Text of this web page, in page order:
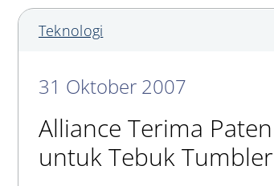
Teknologi
31 Oktober 2007
Alliance Terima Paten
untuk Tebuk Tumbler